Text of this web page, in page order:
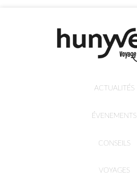
ACTUALITÉS
ÉVENEMENTS
CONSEILS
VOYAGES